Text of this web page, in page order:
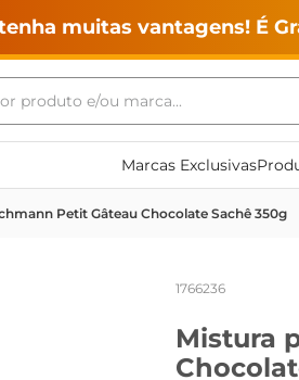
muitas vantagens! É
produto e/ou marca...
Marcas Exclusivas
Petit Gâteau Chocolate Sachê 350g
1766236
Mistura